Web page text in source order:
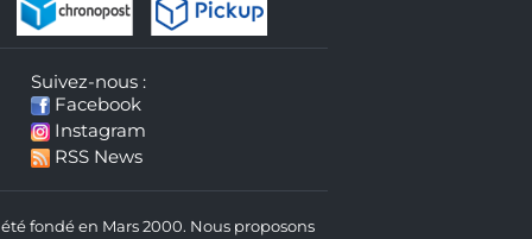
Suivez-nous :
Facebook
Instagram
RSS News
fondé en Mars 2000. Nous proposons